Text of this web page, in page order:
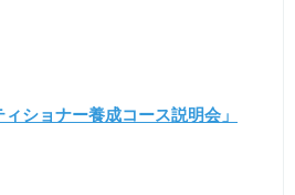
ショナー養成コース説明会」